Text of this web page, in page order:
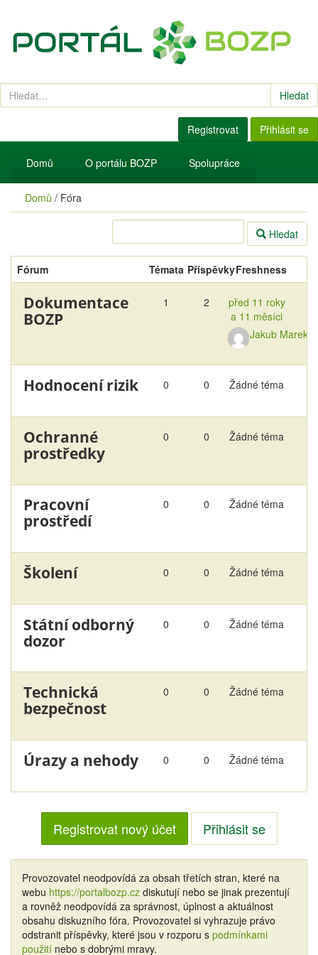
Hledat
Registrovat Přihlásit se
Domů O portálu BOZP Spolupráce
Domů / Fóra
Hledat
Fórum Témata PříspěvkyFreshness
Dokumentace
BOZP
1 2
před 11 roky
a 11 měsíci
Jakub Marek
Hodnocení rizik 0 0 Žádné téma
Ochranné
prostředky
0 0 Žádné téma
Pracovní
prostředí
0 0 Žádné téma
Školení 0 0 Žádné téma
Státní odborný
dozor
0 0 Žádné téma
Technická
bezpečnost
0 0 Žádné téma
Úrazy a nehody 0 0 Žádné téma
Registrovat nový účet Přihlásit se
Provozovatel neodpovídá za obsah třetích stran, které na
webu https://portalbozp.cz diskutují nebo se jinak prezentují
a rovněž neodpovídá za správnost, úplnost a aktuálnost
obsahu diskuzního fóra. Provozovatel si vyhrazuje právo
odstranit příspěvky, které jsou v rozporu s podmínkami
použití nebo s dobrými mravy.